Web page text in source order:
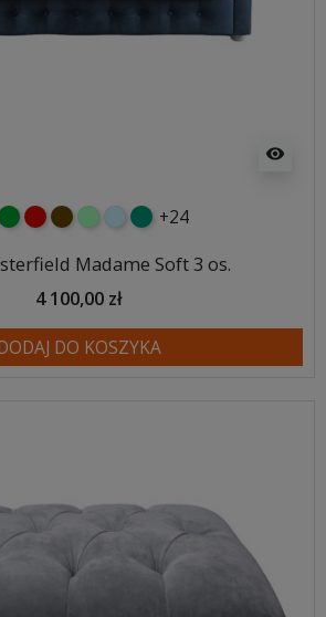
visibility
czerwony
czekoladowy
miętowybłękitny
turkusowy
+24
Madame Soft 3 os.
4 100,00 zł
DO KOSZYKA